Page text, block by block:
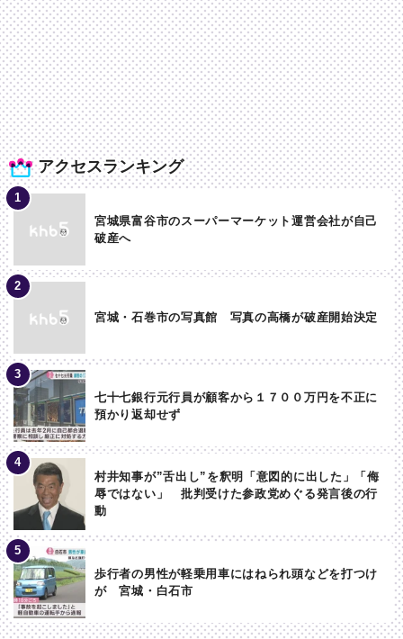
アクセスランキング
宮城県富谷市のスーパーマーケット運営会社が自己
破産へ
宮城・石巻市の写真館 写真の高橋が破産開始決定
七十七銀行元行員が顧客から１７００万円を不正に
預かり返却せず
村井知事が”舌出し”を釈明「意図的に出した」「侮
辱ではない」 批判受けた参政党めぐる発言後の行
動
歩行者の男性が軽乗用車にはねられ頭などを打つけ
が 宮城・白石市